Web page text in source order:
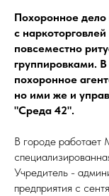
Похоронное дело
с
повсеместно
группировками.
похоронное
но ими же и
"Среда 42".
В городе
Учредитель -
предприятия с